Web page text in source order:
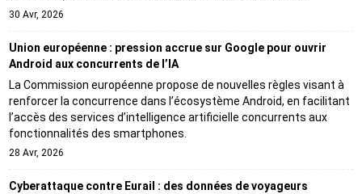
30 Avr, 2026
Union européenne : pression accrue sur Google pour ouvrir
Android aux concurrents de l’IA
La Commission européenne propose de nouvelles règles visant à
renforcer la concurrence dans l’écosystème Android, en facilitant
l’accès des services d’intelligence artificielle concurrents aux
fonctionnalités des smartphones.
28 Avr, 2026
Cyberattaque contre Eurail : des données de voyageurs